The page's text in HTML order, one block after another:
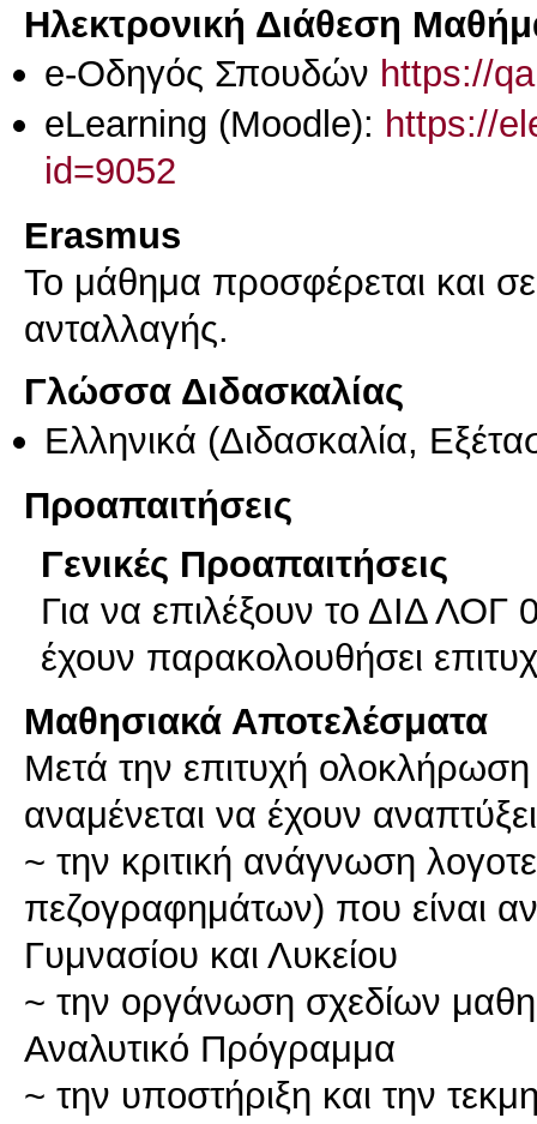
Ηλεκτρονική Διάθεση
e-Οδηγός Σπουδών https://
eLearning (Moodle): https://
id=9052
Erasmus
Το μάθημα προσφέρεται και
ανταλλαγής.
Γλώσσα Διδασκαλίας
Ελληνικά (Διδασκαλία,
Προαπαιτήσεις
Γενικές Προαπαιτήσεις
Για να επιλέξουν το ΔΙΔ ΛΟΓ
έχουν παρακολουθήσει
Μαθησιακά Αποτελέσματα
Μετά την επιτυχή ολοκλήρωση
αναμένεται να έχουν
~ την κριτική ανάγνωση
πεζογραφημάτων) που είναι
Γυμνασίου και Λυκείου
~ την οργάνωση σχεδίων
Αναλυτικό Πρόγραμμα
~ την υποστήριξη και την